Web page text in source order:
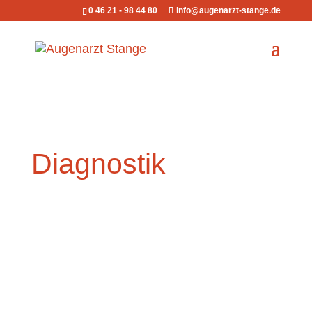
0 46 21 - 98 44 80 info@augenarzt-stange.de
Diagnostik